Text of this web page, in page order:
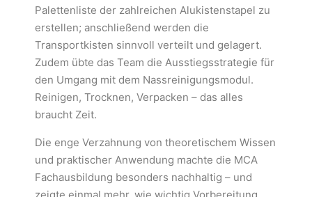
Palettenliste der zahlreichen Alukistenstapel zu
erstellen; anschließend werden die
Transportkisten sinnvoll verteilt und gelagert.
Zudem übte das Team die Ausstiegsstrategie für
den Umgang mit dem Nassreinigungsmodul.
Reinigen, Trocknen, Verpacken – das alles
braucht Zeit.
Die enge Verzahnung von theoretischem Wissen
und praktischer Anwendung machte die MCA
Fachausbildung besonders nachhaltig – und